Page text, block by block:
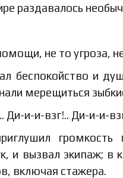
раздавалось
не то угроза,
беспокойство и
мерещиться
Ди-и-и-взг!.. Ди-и-и-
громкость
и вызвал экипаж;
включая стажера.